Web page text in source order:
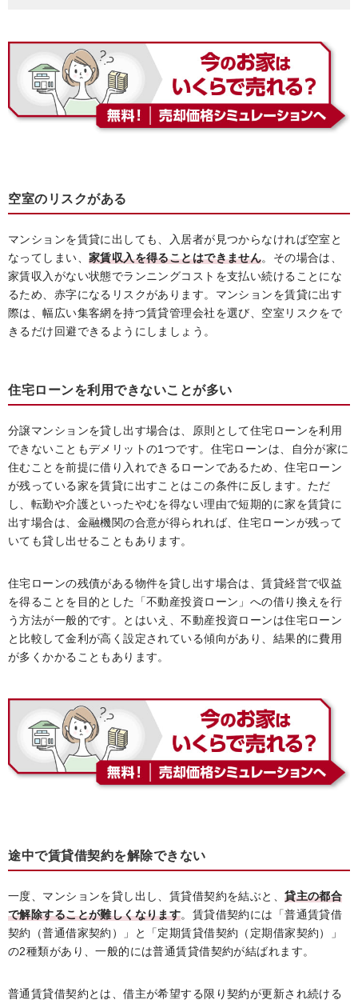
空室のリスクがある
マンションを賃貸に出しても、入居者が見つからなければ空室と
なってしまい、 家賃収入を得ることはできません。その場合は、
家賃収入がない状態でランニングコストを支払い続けることにな
るため、赤字になるリスクがあります。マンションを賃貸に出す
際は、幅広い集客網を持つ賃貸管理会社を選び、空室リスクをで
きるだけ回避できるようにしましょう。
住宅ローンを利用できないことが多い
分譲マンションを貸し出す場合は、原則として住宅ローンを利用
できないこともデメリットの1つです。住宅ローンは、自分が家に
住むことを前提に借り入れできるローンであるため、住宅ローン
が残っている家を賃貸に出すことはこの条件に反します。ただ
し、転勤や介護といったやむを得ない理由で短期的に家を賃貸に
出す場合は、金融機関の合意が得られれば、住宅ローンが残って
いても貸し出せることもあります。
住宅ローンの残債がある物件を貸し出す場合は、賃貸経営で収益
を得ることを目的とした「不動産投資ローン」への借り換えを行
う方法が一般的です。とはいえ、不動産投資ローンは住宅ローン
と比較して金利が高く設定されている傾向があり、結果的に費用
が多くかかることもあります。
途中で賃貸借契約を解除できない
一度、マンションを貸し出し、賃貸借契約を結ぶと、貸主の都合
で解除することが難しくなります。賃貸借契約には「普通賃貸借
契約（普通借家契約）」と「定期賃貸借契約（定期借家契約）」
の2種類があり、一般的には普通賃貸借契約が結ばれます。
普通賃貸借契約とは、借主が希望する限り契約が更新され続ける